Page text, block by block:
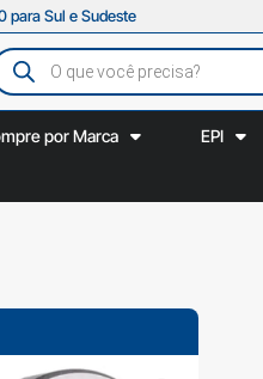
para Sul e Sudeste
por Marca EPI